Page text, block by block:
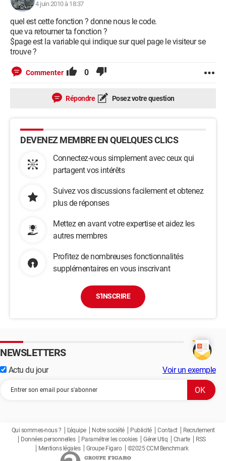
4 juin 2010 à 18:37
quel est cette fonction ? donne nous le code.
que va retourner ta fonction ?
$page est la variable qui indique sur quel page le visiteur se
trouve ?
Commenter 0
Répondre Posez votre question
DEVENEZ MEMBRE EN QUELQUES CLICS
Connectez-vous simplement avec ceux qui
partagent vos intérêts
Suivez vos discussions facilement et obtenez
plus de réponses
Mettez en avant votre expertise et aidez les
autres membres
Profitez de nombreuses fonctionnalités
supplémentaires en vous inscrivant
S'INSCRIRE
NEWSLETTERS
Actu du jour Voir un exemple
Qui sommes-nous ? L'équipe Notre société Publicité Contact
Recrutement
Données personnelles
Paramétrer les cookies Gérer Utiq Charte
RSS
Mentions légales
Groupe Figaro ©2025 CCM Benchmark